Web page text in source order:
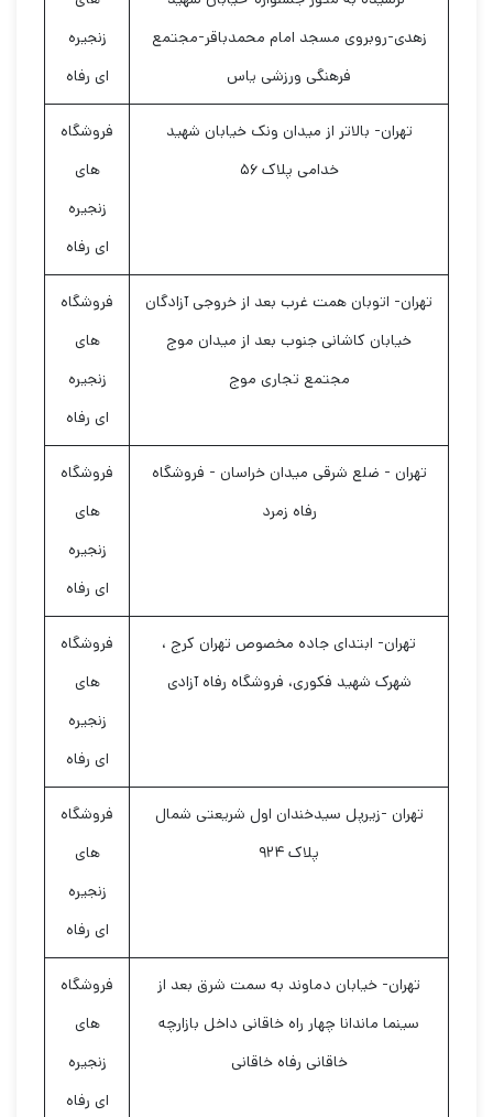
زهدی-روبروی مسجد امام محمدباقر-مجتمع
فرهنگی ورزشی یاس
زنجیره
ای رفاه
تهران- بالاتر از میدان ونک خیابان شهید
خدامی پلاک ۵۶
فروشگاه
های
زنجیره
ای رفاه
تهران- اتوبان همت غرب بعد از خروجی آزادگان
خیابان کاشانی جنوب بعد از میدان موج
مجتمع تجاری موج
فروشگاه
های
زنجیره
ای رفاه
تهران - ضلع شرقی میدان خراسان - فروشگاه
رفاه زمرد
فروشگاه
های
زنجیره
ای رفاه
تهران- ابتدای جاده مخصوص تهران کرج ،
شهرک شهید فکوری، فروشگاه رفاه آزادی
فروشگاه
های
زنجیره
ای رفاه
تهران -زیرپل سیدخندان اول شریعتی شمال
پلاک ۹۲۴
فروشگاه
های
زنجیره
ای رفاه
تهران- خیابان دماوند به سمت شرق بعد از
سینما ماندانا چهار راه خاقانی داخل بازارچه
خاقانی رفاه خاقانی
فروشگاه
های
زنجیره
ای رفاه